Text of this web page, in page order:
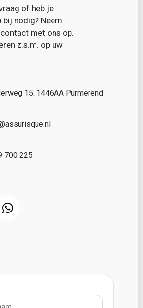
of heb je
bij nodig? Neem
met ons op.
z.s.m. op uw
15, 1446AA Purmerend
700 225